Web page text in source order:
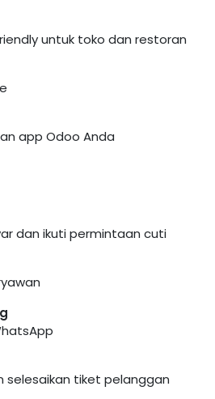
untuk toko dan restoran
app Odoo Anda
dan ikuti permintaan cuti
selesaikan tiket pelanggan